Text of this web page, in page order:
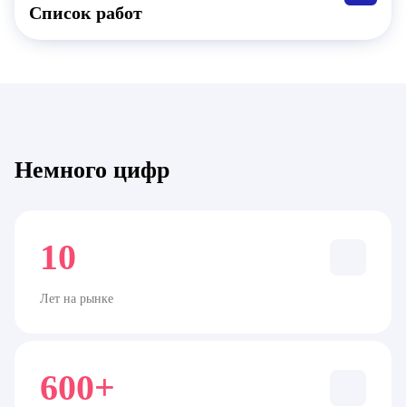
Список работ
Немного цифр
10
Лет на рынке
600+